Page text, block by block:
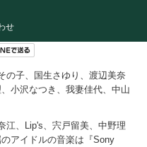
せ
の子、国生さゆり、渡辺美奈
小沢なつき、我妻佳代、中山
江、Lip's、宍戸留美、中野理
アイドルの音楽は『Sony